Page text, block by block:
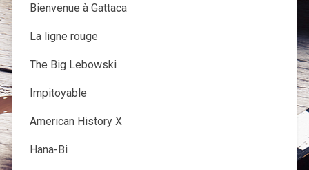
Bienvenue à Gattaca
La ligne rouge
The Big Lebowski
Impitoyable
American History X
Hana-Bi